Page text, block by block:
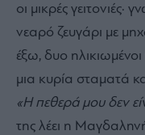
οι μικρές γειτονιές·
νεαρό ζευγάρι με
έξω, δυο
μια κυρία σταματά
«Η πεθερά μου δεν
της λέει η